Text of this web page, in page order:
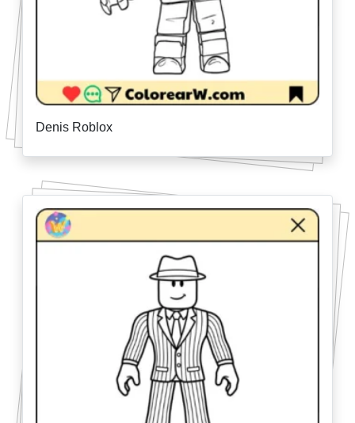
Denis Roblox